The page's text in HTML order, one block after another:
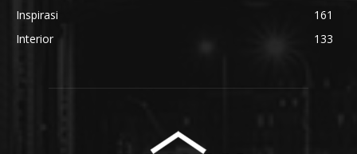
Inspirasi
161
Interior
133